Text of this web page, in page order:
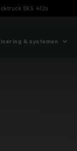
EKS 412s
& systemen